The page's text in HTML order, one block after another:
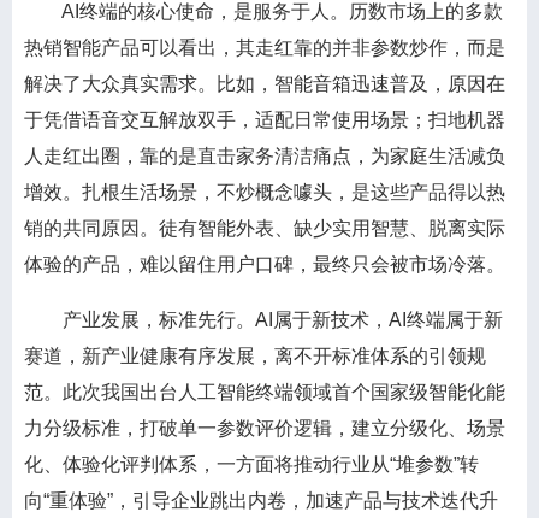
AI终端的核心使命，是服务于人。历数市场上的多款
热销智能产品可以看出，其走红靠的并非参数炒作，而是
解决了大众真实需求。比如，智能音箱迅速普及，原因在
于凭借语音交互解放双手，适配日常使用场景；扫地机器
人走红出圈，靠的是直击家务清洁痛点，为家庭生活减负
增效。扎根生活场景，不炒概念噱头，是这些产品得以热
销的共同原因。徒有智能外表、缺少实用智慧、脱离实际
体验的产品，难以留住用户口碑，最终只会被市场冷落。
产业发展，标准先行。AI属于新技术，AI终端属于新
赛道，新产业健康有序发展，离不开标准体系的引领规
范。此次我国出台人工智能终端领域首个国家级智能化能
力分级标准，打破单一参数评价逻辑，建立分级化、场景
化、体验化评判体系，一方面将推动行业从“堆参数”转
向“重体验”，引导企业跳出内卷，加速产品与技术迭代升